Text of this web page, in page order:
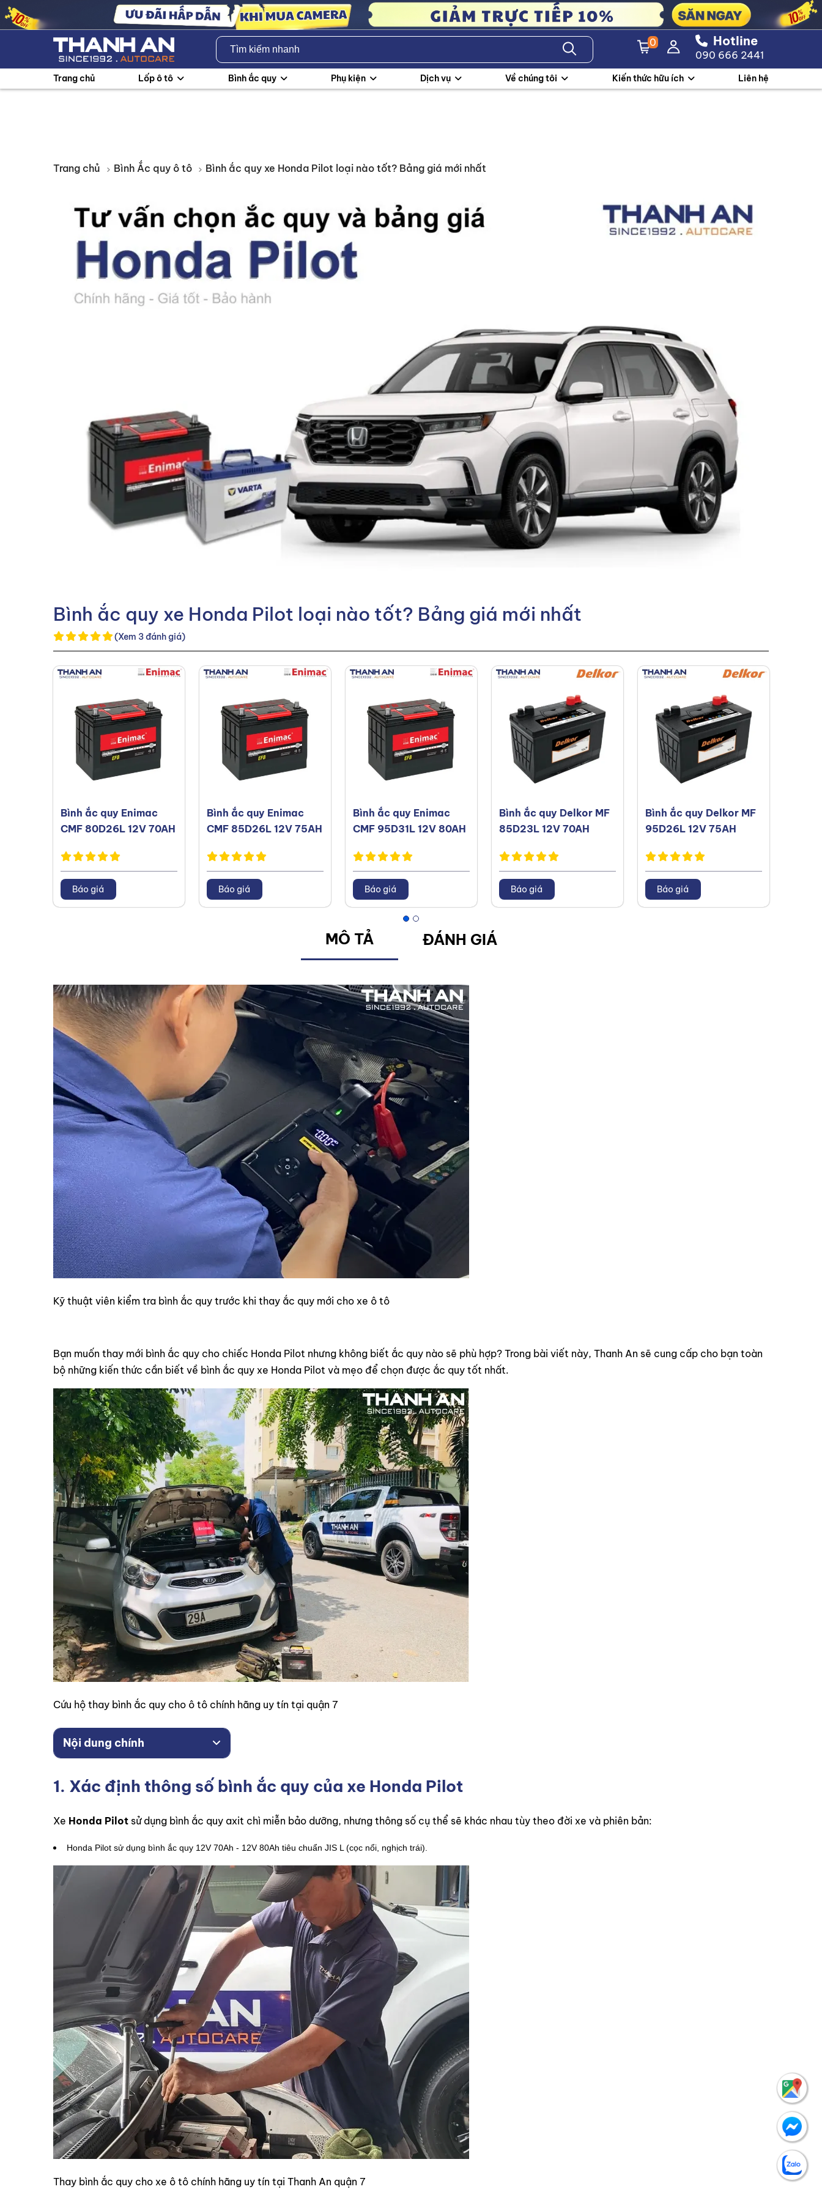
0 Hotline
090 666 2441
Trang chủ Lốp ô tô Bình ắc quy Phụ kiện Dịch vụ Về chúng tôi Kiến thức hữu ích Liên hệ
Trang chủ Bình Ắc quy ô tô Bình ắc quy xe Honda Pilot loại nào tốt? Bảng giá mới nhất
Bình ắc quy xe Honda Pilot loại nào tốt? Bảng giá mới nhất
(Xem 3 đánh giá)
Bình ắc quy Enimac
CMF 80D26L 12V 70AH
Báo giá
Bình ắc quy Enimac
CMF 85D26L 12V 75AH
Báo giá
Bình ắc quy Enimac
CMF 95D31L 12V 80AH
Báo giá
Bình ắc quy Delkor MF
85D23L 12V 70AH
Báo giá
Bình ắc quy Delkor MF
95D26L 12V 75AH
Báo giá
MÔ TẢ ĐÁNH GIÁ
Kỹ thuật viên kiểm tra bình ắc quy trước khi thay ắc quy mới cho xe ô tô
Bạn muốn thay mới bình ắc quy cho chiếc Honda Pilot nhưng không biết ắc quy nào sẽ phù hợp? Trong bài viết này, Thanh An sẽ cung cấp cho bạn toàn
bộ những kiến thức cần biết về bình ắc quy xe Honda Pilot và mẹo để chọn được ắc quy tốt nhất.
Cứu hộ thay bình ắc quy cho ô tô chính hãng uy tín tại quận 7
Nội dung chính
1. Xác định thông số bình ắc quy của xe Honda Pilot
Xe Honda Pilot sử dụng bình ắc quy axit chì miễn bảo dưỡng, nhưng thông số cụ thể sẽ khác nhau tùy theo đời xe và phiên bản:
Honda Pilot sử dụng bình ắc quy 12V 70Ah - 12V 80Ah tiêu chuẩn JIS L (cọc nổi, nghịch trái).
Thay bình ắc quy cho xe ô tô chính hãng uy tín tại Thanh An quận 7